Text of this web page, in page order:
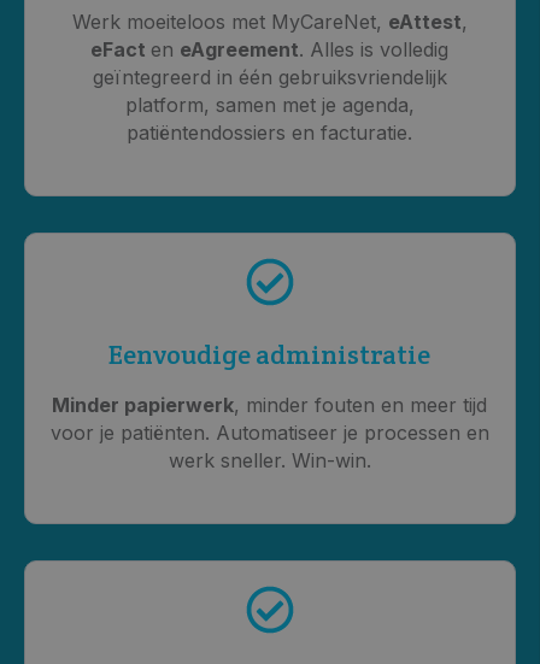
Werk moeiteloos met MyCareNet, eAttest,
eFact en eAgreement. Alles is volledig
geïntegreerd in één gebruiksvriendelijk
platform, samen met je agenda,
patiëntendossiers en facturatie.
Eenvoudige administratie
Minder papierwerk, minder fouten en meer tijd
voor je patiënten. Automatiseer je processen en
werk sneller. Win-win.